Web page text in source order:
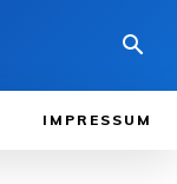
IMPRESSUM